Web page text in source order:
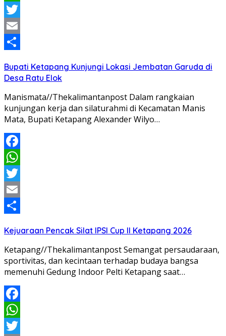
WhatsApp
Twitter
Email
Bupati Ketapang Kunjungi Lokasi Jembatan Garuda di
Desa Ratu Elok
Manismata//Thekalimantanpost Dalam rangkaian
kunjungan kerja dan silaturahmi di Kecamatan Manis
Mata, Bupati Ketapang Alexander Wilyo…
Facebook
WhatsApp
Twitter
Email
Kejuaraan Pencak Silat IPSI Cup II Ketapang 2026
Ketapang//Thekalimantanpost Semangat persaudaraan,
sportivitas, dan kecintaan terhadap budaya bangsa
memenuhi Gedung Indoor Pelti Ketapang saat…
Facebook
WhatsApp